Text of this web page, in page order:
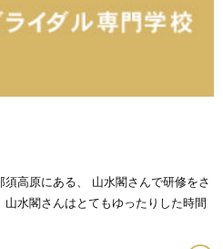
高原にある、 山水閣さんで研修をさ
水閣さんはとてもゆったりした時間